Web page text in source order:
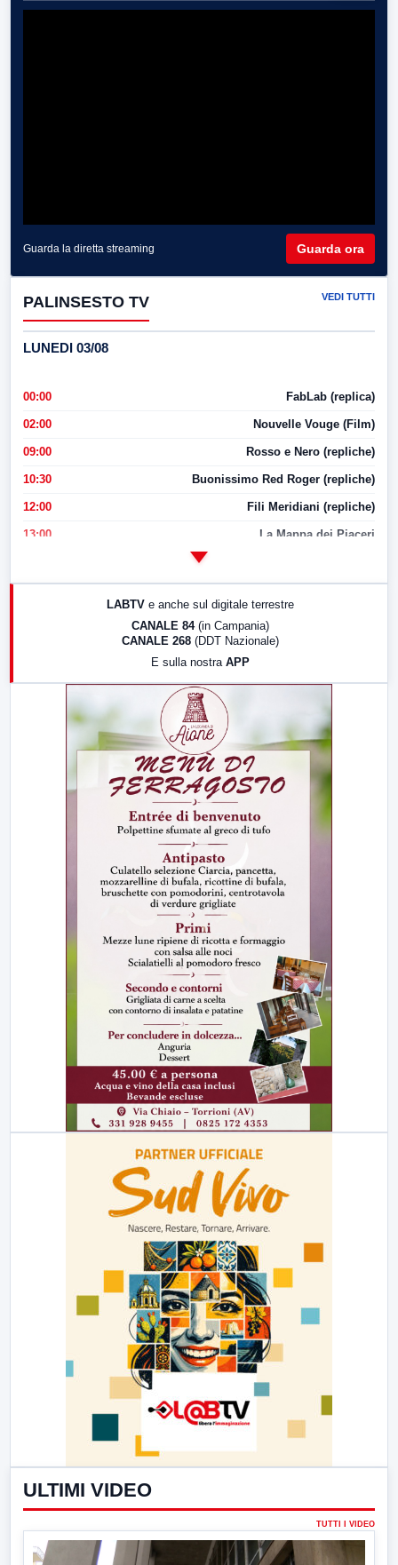
Guarda la diretta streaming Guarda ora
PALINSESTO TV VEDI TUTTI
LUNEDI 03/08
00:00 FabLab (replica)
02:00 Nouvelle Vouge (Film)
09:00 Rosso e Nero (repliche)
10:30 Buonissimo Red Roger (repliche)
12:00 Fili Meridiani (repliche)
13:00 La Mappa dei Piaceri
LABTV e anche sul digitale terrestre
CANALE 84 (in Campania)
CANALE 268 (DDT Nazionale)
E sulla nostra APP
ULTIMI VIDEO
TUTTI I VIDEO